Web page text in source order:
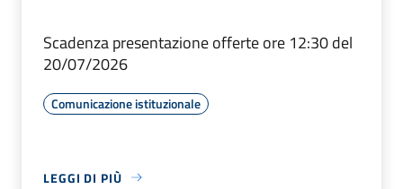
Scadenza presentazione offerte ore 12:30 del
20/07/2026
Comunicazione istituzionale
LEGGI DI PIÙ